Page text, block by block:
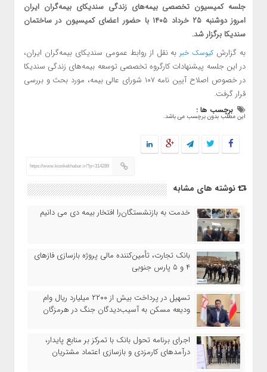
جلسه کمیسیون تخصصی بیمه‌های زندگی سندیکای بیمه‌گران ایران
امروز دوشنبه ۲۵ خرداد ۱۴۰۵ با حضور اعضای کمیسیون در ساختمان
سندیکا برگزار شد.
به گزارش کیوسک خبربه نقل از روابط عمومی سندیکای بیمه‌گران ایران،
در این جلسه پیشنهادات کارگروه تخصصی توسعه بیمه‌های زندگی سندیکا
در خصوص اصلاح آیین نامه ۱۰۷ شورای عالی بیمه، مورد بحث و بررسی
قرار گرفت.
برچسب ها :
این مطلب بدون برچسب می باشد.
https://www.kioskekhabar.ir/?p=314289
نوشته های مشابه
خدمت به بازنشستگان‌را افتخار بیمه دی می دانیم
بانک تجارت، تأمین‌کننده مالی پروژه بازسازی فازهای
۴ و ۵ پارس جنوبی
تسهیل در پرداخت بیش از ۲۲۰۰ میلیارد ریال وام
ودیعه مسکن به آسیب‌دیدگان جنگ در هرمزگان
اجرای برنامه تحول بانک با تمرکز بر منابع پایدار،
درآمدهای کارمزدی و بازسازی اعتماد مشتریان